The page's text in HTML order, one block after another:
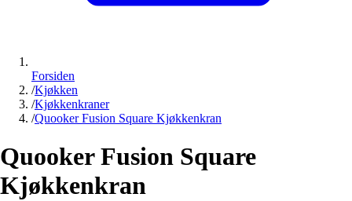
Forsiden
/Kjøkken
/Kjøkkenkraner
/Quooker Fusion Square Kjøkkenkran
Quooker Fusion Square
Kjøkkenkran